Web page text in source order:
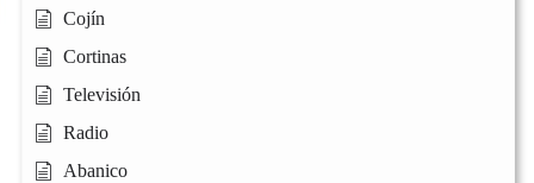
Cojín
Cortinas
Televisión
Radio
Abanico